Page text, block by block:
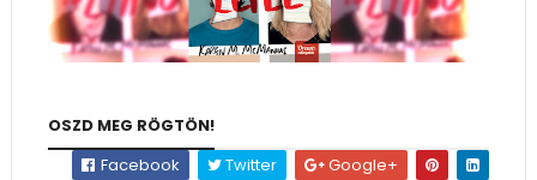
OSZD MEG RÖGTÖN!
Facebook
Twitter Google+